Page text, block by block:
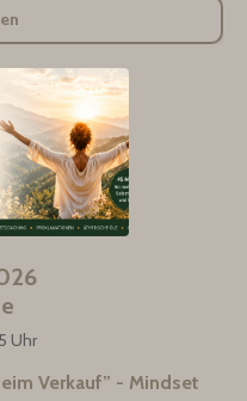
Uhr
Verkauf” - Mindset